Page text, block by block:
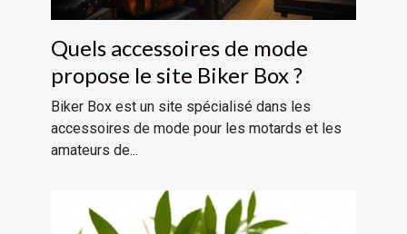
Quels accessoires de mode
propose le site Biker Box ?
Biker Box est un site spécialisé dans les
accessoires de mode pour les motards et les
amateurs de...